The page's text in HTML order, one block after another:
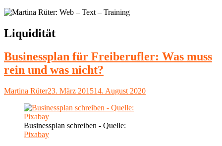
Schlagwort:
Liquidität
Businessplan für Freiberufler: Was muss
rein und was nicht?
Autor
Martina RüterVeröffentlicht
23. März 201514. August 2020
Businessplan schreiben - Quelle:
Pixabay